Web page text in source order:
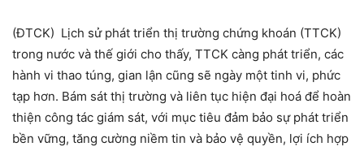
(ĐTCK) Lịch sử phát triển thị trường chứng khoán (TTCK)
trong nước và thế giới cho thấy, TTCK càng phát triển, các
hành vi thao túng, gian lận cũng sẽ ngày một tinh vi, phức
tạp hơn. Bám sát thị trường và liên tục hiện đại hoá để hoàn
thiện công tác giám sát, với mục tiêu đảm bảo sự phát triển
bền vững, tăng cường niềm tin và bảo vệ quyền, lợi ích hợp